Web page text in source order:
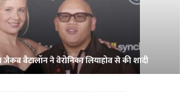
जैकब बैटालॉन ने वेरोनिका लियाहोव से की शादी